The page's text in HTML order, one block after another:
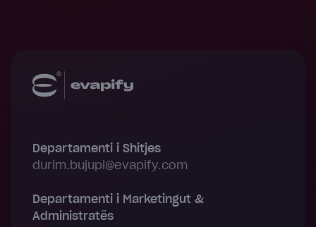
Departamenti i Shitjes
durim.bujupi@evapify.com
Departamenti i Marketingut &
Administratës